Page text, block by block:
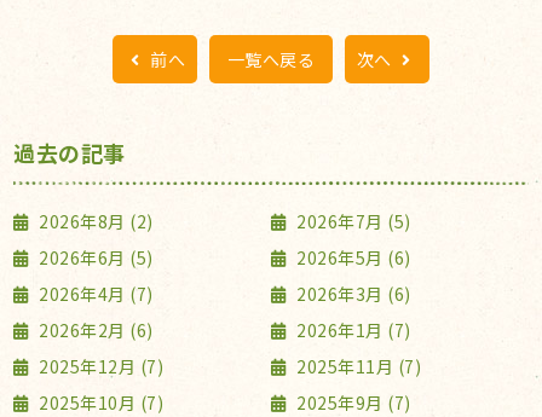
前へ 一覧へ戻る 次へ
過去の記事
2026年8月 (2)
2026年7月 (5)
2026年6月 (5)
2026年5月 (6)
2026年4月 (7)
2026年3月 (6)
2026年2月 (6)
2026年1月 (7)
2025年12月 (7)
2025年11月 (7)
2025年10月 (7)
2025年9月 (7)